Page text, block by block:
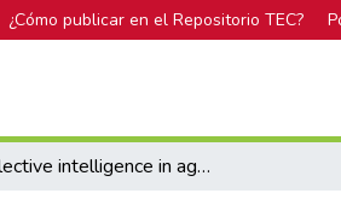
¿Cómo publicar en el Repositorio TEC?
Collective intelligence in agricultural production units. Case study: Central Eastern Region of Costa Rica”